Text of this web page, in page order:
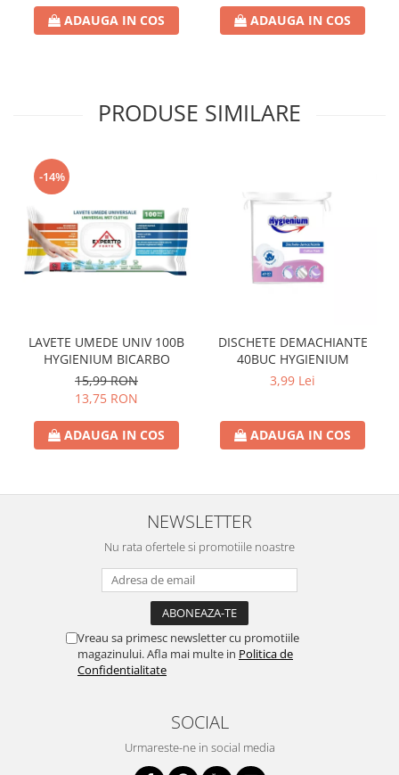
Gel de Ras
Birotica & Papetarie
Adezivi & Benzi adezive
Articole & Accesorii Birou
Becuri & Baterii
Lumanari & Candele
ADAUGA IN COS ADAUGA IN COS
PRODUSE SIMILARE
-14%
LAVETE UMEDE UNIV 100B
HYGIENIUM BICARBO
15,99 RON
13,75 RON
ADAUGA IN COS
DISCHETE DEMACHIANTE
40BUC HYGIENIUM
3,99 Lei
ADAUGA IN COS
NEWSLETTER
Nu rata ofertele si promotiile noastre
Vreau sa primesc newsletter cu promotiile
magazinului. Afla mai multe in Politica de
Confidentialitate
SOCIAL
Urmareste-ne in social media